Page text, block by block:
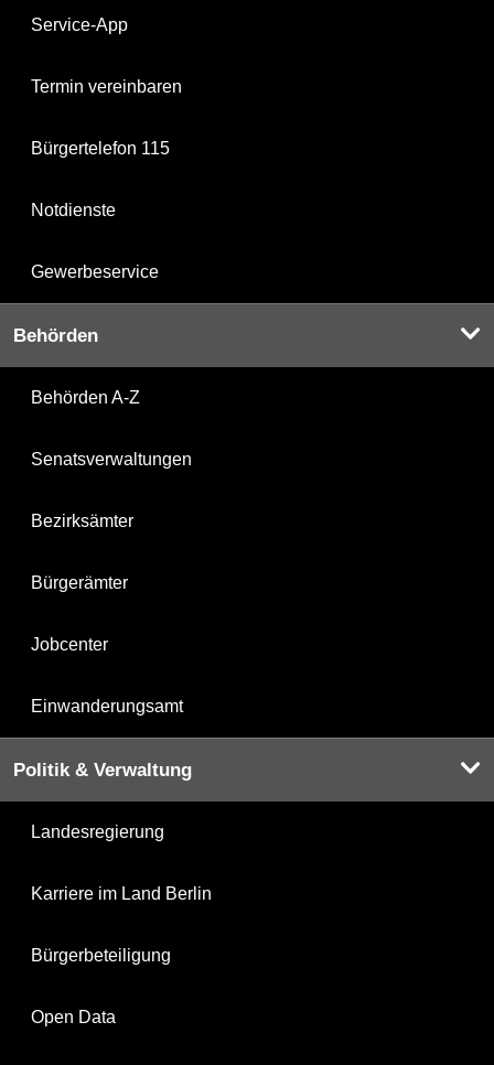
Service-App
Termin vereinbaren
Bürgertelefon 115
Notdienste
Gewerbeservice
Behörden
Behörden A-Z
Senatsverwaltungen
Bezirksämter
Bürgerämter
Jobcenter
Einwanderungsamt
Politik & Verwaltung
Landesregierung
Karriere im Land Berlin
Bürgerbeteiligung
Open Data